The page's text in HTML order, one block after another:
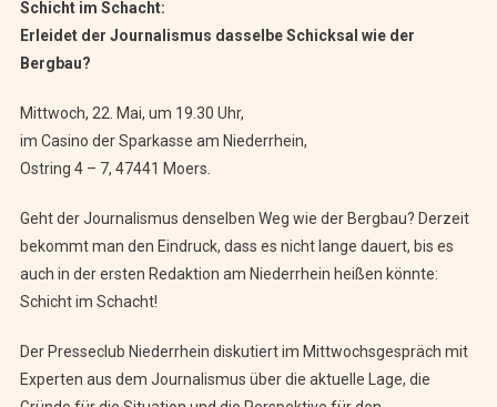
Schicht im Schacht:
Erleidet der Journalismus dasselbe Schicksal wie der
Bergbau?
Mittwoch, 22. Mai, um 19.30 Uhr,
im Casino der Sparkasse am Niederrhein,
Ostring 4 – 7, 47441 Moers.
Geht der Journalismus denselben Weg wie der Bergbau? Derzeit
bekommt man den Eindruck, dass es nicht lange dauert, bis es
auch in der ersten Redaktion am Niederrhein heißen könnte:
Schicht im Schacht!
Der Presseclub Niederrhein diskutiert im Mittwochsgespräch mit
Experten aus dem Journalismus über die aktuelle Lage, die